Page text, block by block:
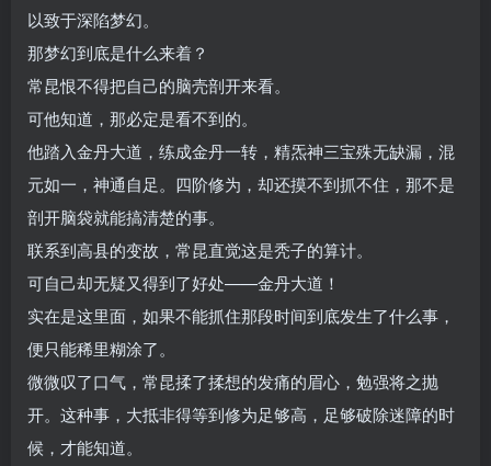
以致于深陷梦幻。
那梦幻到底是什么来着？
常昆恨不得把自己的脑壳剖开来看。
可他知道，那必定是看不到的。
他踏入金丹大道，练成金丹一转，精炁神三宝殊无缺漏，混
元如一，神通自足。四阶修为，却还摸不到抓不住，那不是
剖开脑袋就能搞清楚的事。
联系到高县的变故，常昆直觉这是秃子的算计。
可自己却无疑又得到了好处——金丹大道！
实在是这里面，如果不能抓住那段时间到底发生了什么事，
便只能稀里糊涂了。
微微叹了口气，常昆揉了揉想的发痛的眉心，勉强将之抛
开。这种事，大抵非得等到修为足够高，足够破除迷障的时
候，才能知道。